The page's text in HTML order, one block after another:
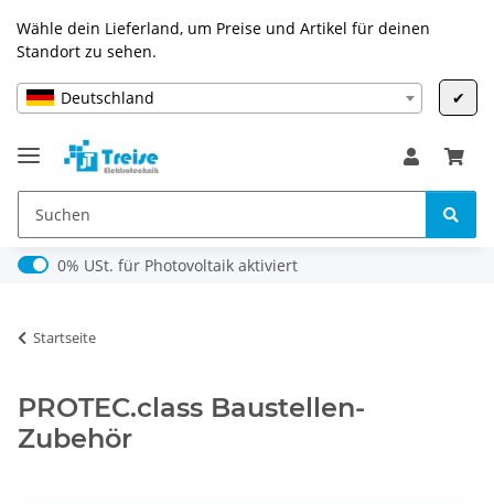
Wähle dein Lieferland, um Preise und Artikel für deinen
Standort zu sehen.
Deutschland ✔
0% USt. für Photovoltaik (§ 12 Abs. 3 UStG)
0% USt. für Photovoltaik aktiviert
Startseite
PROTEC.class Baustellen-
Zubehör